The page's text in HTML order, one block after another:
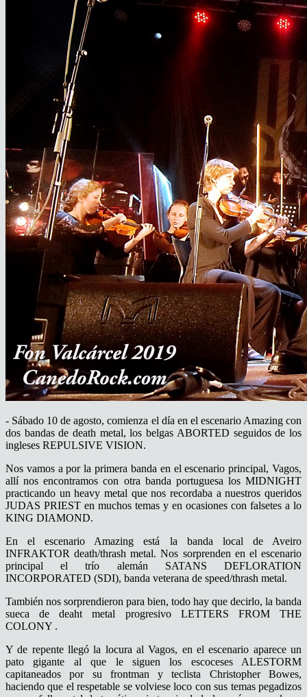
- Sábado 10 de agosto, comienza el día en el escenario Amazing con
dos bandas de death metal, los belgas ABORTED seguidos de los
ingleses REPULSIVE VISION.
Nos vamos a por la primera banda en el escenario principal, Vagos,
allí nos encontramos con otra banda portuguesa los MIDNIGHT
practicando un heavy metal que nos recordaba a nuestros queridos
JUDAS PRIEST en muchos temas y en ocasiones con falsetes a lo
KING DIAMOND.
En el escenario Amazing está la banda local de Aveiro
INFRAKTOR death/thrash metal. Nos sorprenden en el escenario
principal el trío alemán SATANS DEFLORATION
INCORPORATED (SDI), banda veterana de speed/thrash metal.
También nos sorprendieron para bien, todo hay que decirlo, la banda
sueca de deaht metal progresivo LETTERS FROM THE
COLONY .
Y de repente llegó la locura al Vagos, en el escenario aparece un
pato gigante al que le siguen los escoceses ALESTORM
capitaneados por su frontman y teclista Christopher Bowes,
haciendo que el respetable se volviese loco con sus temas pegadizos